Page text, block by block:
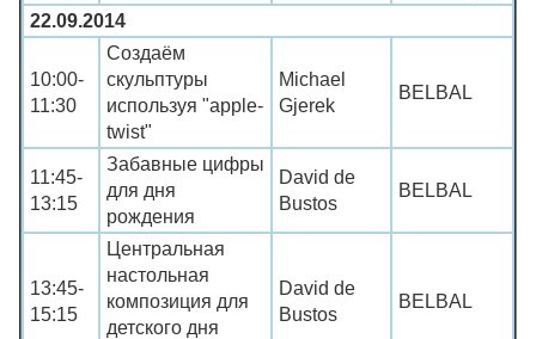
22.09.2014
10:00-
11:30
Создаём
скульптуры
используя "apple-
twist"
Michael
Gjerek
BELBAL
11:45-
13:15
Забавные цифры
для дня
рождения
David de
Bustos
BELBAL
13:45-
15:15
Центральная
настольная
композиция для
детского дня
David de
Bustos
BELBAL